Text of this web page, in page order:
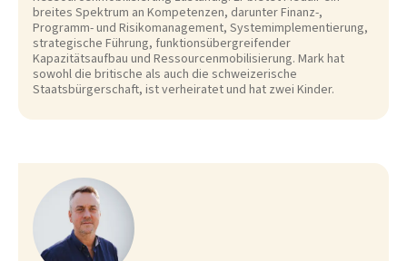
breites Spektrum an Kompetenzen, darunter Finanz-,
Programm- und Risikomanagement, Systemimplementierung,
strategische Führung, funktionsübergreifender
Kapazitätsaufbau und Ressourcenmobilisierung. Mark hat
sowohl die britische als auch die schweizerische
Staatsbürgerschaft, ist verheiratet und hat zwei Kinder.